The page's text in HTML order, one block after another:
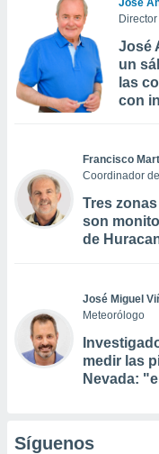
José
un
las
con
Francisco
Coordinador
Tres
son
de
José Miguel
Meteorólogo
medir las
Nevada:
Síguenos